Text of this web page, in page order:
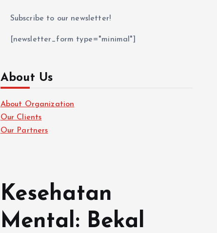
Subscribe to our newsletter!
[newsletter_form type="minimal"]
About Us
About Organization
Our Clients
Our Partners
Kesehatan
Mental: Bekal